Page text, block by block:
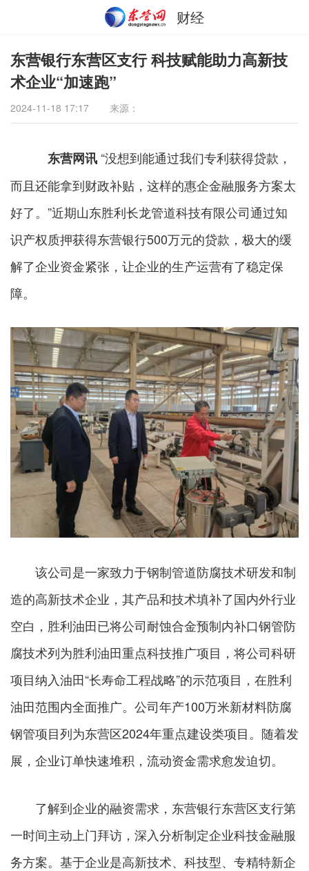
财经
东营银行东营区支行 科技赋能助力高新技
术企业“加速跑”
2024-11-18 17:17 来源：
东营网讯“没想到能通过我们专利获得贷款，
而且还能拿到财政补贴，这样的惠企金融服务方案太
好了。”近期山东胜利长龙管道科技有限公司通过知
识产权质押获得东营银行500万元的贷款，极大的缓
解了企业资金紧张，让企业的生产运营有了稳定保
障。
该公司是一家致力于钢制管道防腐技术研发和制
造的高新技术企业，其产品和技术填补了国内外行业
空白，胜利油田已将公司耐蚀合金预制内补口钢管防
腐技术列为胜利油田重点科技推广项目，将公司科研
项目纳入油田“长寿命工程战略”的示范项目，在胜利
油田范围内全面推广。公司年产100万米新材料防腐
钢管项目列为东营区2024年重点建设类项目。随着发
展，企业订单快速堆积，流动资金需求愈发迫切。
了解到企业的融资需求，东营银行东营区支行第
一时间主动上门拜访，深入分析制定企业科技金融服
务方案。基于企业是高新技术、科技型、专精特新企